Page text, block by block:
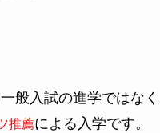
般入試の進学ではな
推薦による入学です。